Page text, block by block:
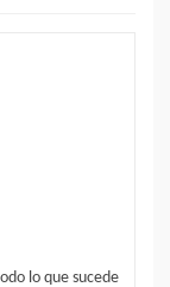
lo que sucede